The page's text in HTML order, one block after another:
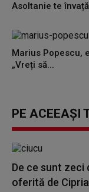
Asoltanie te
Marius Popescu,
„Vreți să...
PE ACEEAȘI
De ce sunt zeci
oferită de